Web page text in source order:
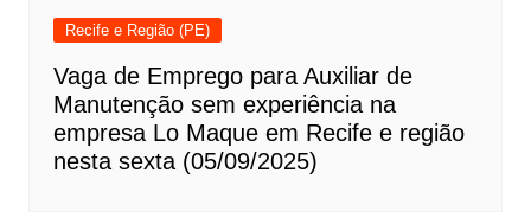
Recife e Região (PE)
Vaga de Emprego para Auxiliar de
Manutenção sem experiência na
empresa Lo Maque em Recife e região
nesta sexta (05/09/2025)